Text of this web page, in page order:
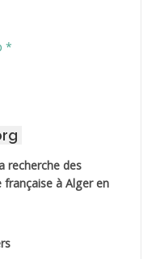
*
recherche des
française à Alger en